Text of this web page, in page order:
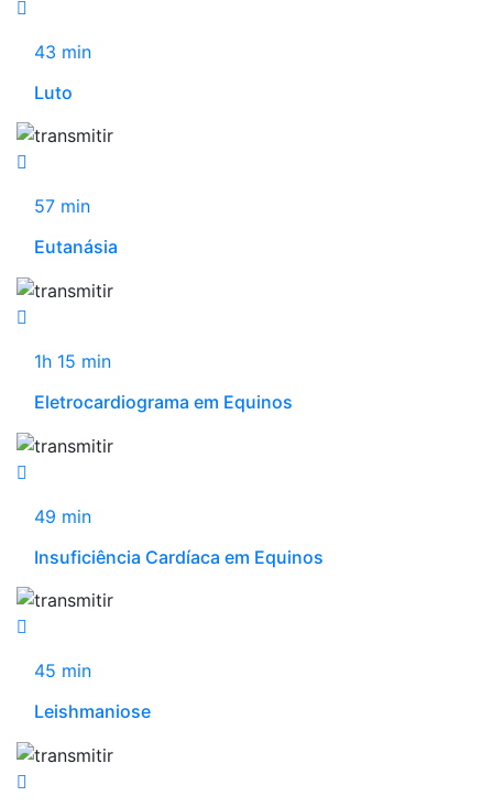
43 min
Luto
57 min
Eutanásia
1h 15 min
Eletrocardiograma em Equinos
49 min
Insuficiência Cardíaca em Equinos
45 min
Leishmaniose